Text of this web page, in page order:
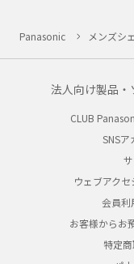
Panasonic メンズシ
法人向け製品・
CLUB
SNS
ウェブアク
会員利
お客様からお
特定